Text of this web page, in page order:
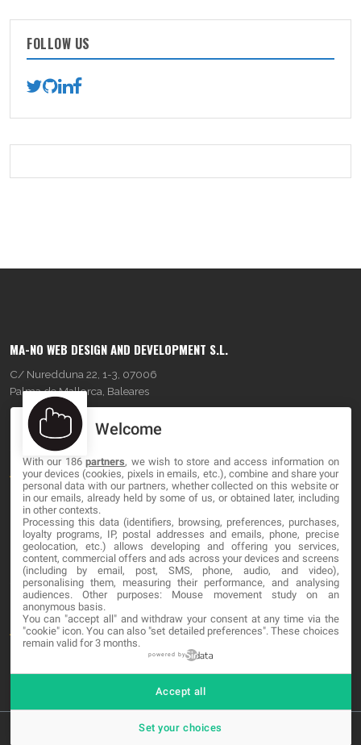
FOLLOW US
MA-NO WEB DESIGN AND DEVELOPMENT S.L.
C/ Nuredduna 22, 1-3, 07006
Palma de Mallorca, Baleares
OUR COMPANY
About
Blog
Contact
LEGAL
Cookies
Avviso Legale
© 2026 MA-NO Web Design & Development. All rights reserved.
Welcome
With our 186partners, we wish to store and access information on
your devices (cookies, pixels in emails, etc.), combine and share your
personal data with our partners, whether collected on this website or
in our emails, already held by some of us, or obtained later, including
in other contexts.
Processing this data (identifiers, browsing, preferences, purchases,
loyalty programs, IP, postal addresses and emails, phone, precise
geolocation, etc.) allows developing and offering you services,
content, commercial offers and ads across your devices and screens
(including by email, post, SMS, phone, audio, and video),
personalising them, measuring their performance, and analysing
audiences. Other purposes: Mouse movement study on an
anonymous basis.
You can "accept all" and withdraw your consent at any time via the
"cookie" icon. You can also "set detailed preferences". These choices
remain valid for 3 months.
powered by
Set your choices
Accept all